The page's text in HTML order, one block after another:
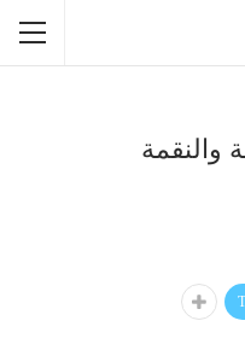
والنقمة